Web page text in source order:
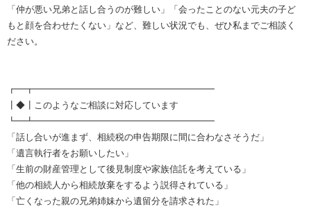
「仲が悪い兄弟と話し合うのが難しい」「会ったことのない元夫の子ど
もと顔を合わせたくない」など、難しい状況でも、ぜひ私までご相談く
ださい。
┏━┳━━━━━━━━━━━━━━━━━━━━
┃◆┃このようなご相談に対応しています
┗━┻━━━━━━━━━━━━━━━━━━━━
「話し合いが進まず、相続税の申告期限に間に合わなさそうだ」
「遺言執行者をお願いしたい」
「生前の財産管理として後見制度や家族信託を考えている」
「他の相続人から相続放棄をするよう説得されている」
「亡くなった親の兄弟姉妹から遺留分を請求された」